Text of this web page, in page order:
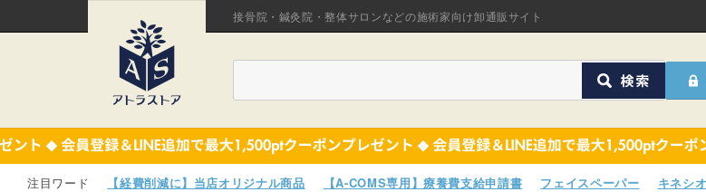
接骨院・鍼灸院・整体サロンなどの施術家向け卸通販サイト
【経費削減に】当店オリジナル商品 【A-COMS専用】療養費支給申請書 フェイスペーパー キネシ